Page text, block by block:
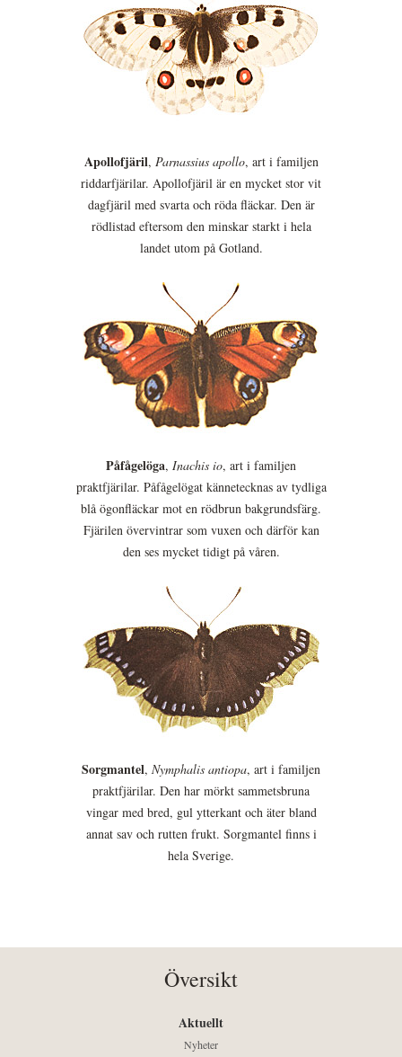
Apollofjäril, Parnassius apollo, art i familjen
riddarfjärilar. Apollofjäril är en mycket stor vit
dagfjäril med svarta och röda fläckar. Den är
rödlistad eftersom den minskar starkt i hela
landet utom på Gotland.
Påfågelöga, Inachis io, art i familjen
praktfjärilar. Påfågelögat kännetecknas av tydliga
blå ögonfläckar mot en rödbrun bakgrundsfärg.
Fjärilen övervintrar som vuxen och därför kan
den ses mycket tidigt på våren.
Sorgmantel, Nymphalis antiopa, art i familjen
praktfjärilar. Den har mörkt sammetsbruna
vingar med bred, gul ytterkant och äter bland
annat sav och rutten frukt. Sorgmantel finns i
hela Sverige.
Översikt
Aktuellt
Nyheter